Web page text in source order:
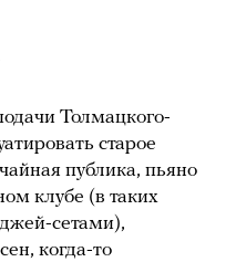
Толмацкого-
старое
публика, пьяно
клубе (в таких
сетами),
когда-то